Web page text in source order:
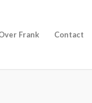
Frank Contact